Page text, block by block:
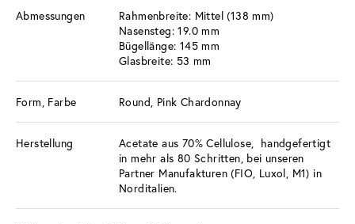
Abmessungen
Rahmenbreite: Mittel (138 mm)
Nasensteg: 19.0 mm
Bügellänge: 145 mm
Glasbreite: 53 mm
Form, Farbe Round, Pink Chardonnay
Herstellung
Acetate aus 70% Cellulose, handgefertigt
in mehr als 80 Schritten, bei unseren
Partner Manufakturen (FIO, Luxol, M1) in
Norditalien.